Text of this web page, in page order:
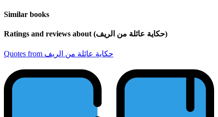
Similar books
Ratings and reviews about (حكاية عائلة من الريف)
Quotes from حكاية عائلة من الريف